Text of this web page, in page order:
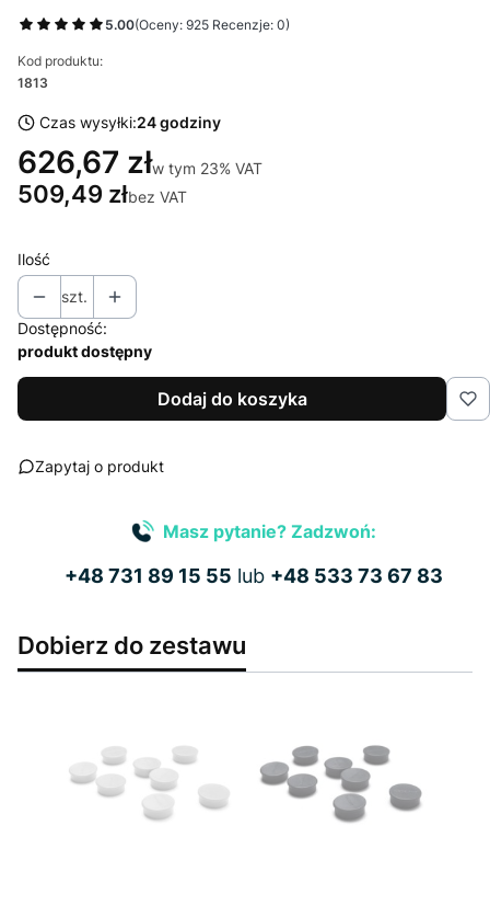
5.00(Oceny: 925 Recenzje: 0)
Kod produktu:
1813
Czas wysyłki:24 godziny
626,67 złw tym 23% VAT
w tym 23% VAT
509,49 złbez VAT
Ilość
szt.
Dostępność:
produkt dostępny
Dodaj do koszyka
Zapytaj o produkt
Masz pytanie? Zadzwoń:
+48 731 89 15 55 lub +48 533 73 67 83
Dobierz do zestawu